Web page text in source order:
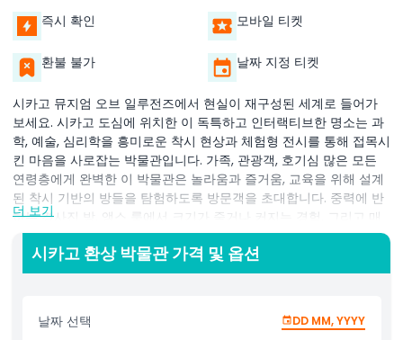
즉시 확인 모바일 티켓
환불 불가 날짜 지정 티켓
시카고 뮤지엄 오브 일루전즈에서 현실이 재구성된 세계로 들어가
보세요. 시카고 도심에 위치한 이 독특하고 인터랙티브한 명소는 과
학, 예술, 심리학을 흥미로운 착시 현상과 체험형 전시를 통해 접목시
킨 마음을 사로잡는 박물관입니다. 가족, 관광객, 호기심 많은 모든
연령층에게 완벽한 이 박물관은 놀라움과 즐거움, 교육을 위해 설계
된 착시 기반의 방들을 탐험하도록 방문객을 초대합니다. 중력에 반
하는 경사진 방, 앰스 룸에서 크기가 줄거나 커지는 경험, 그리고 매
혹적인 무한의 방에 빠져보세요. 벽을 걷거나, 공중에 떠 있거나, 지
각을 시험하는 전시에서 감각을 테스트하며 뇌의 속임수를 발견할
수 있습니다. 박물관은 또한 시각 정보가 어떻게 처리되는지, 왜 우리
브 학습을 강조합니다. 사진 찍기에 매우 적합하고 소셜 미디어용으
로도 완벽한 뮤지엄 오브 일루전즈는 거꾸로 된 방부터 끝없는 거울
더 보기
시카고 환상 박물관 가격 및 옵션
날짜 선택 DD MM, YYYY